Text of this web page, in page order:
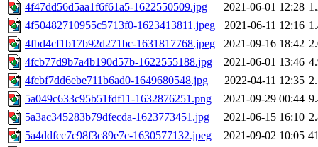
4f47dd56d5aa1f6f61a5-1622550509.jpg
2021-06-01 12:28
4f50482710955c5713f0-1623413811.jpeg
2021-06-11 12:16
4fbd4cf1b17b92d271bc-1631817768.jpeg
2021-09-16 18:42
4fcb77d9b7a4b190d57b-1622555188.jpg
2021-06-01 13:46
4fcbf7dd6ebe711b6ad0-1649680548.jpg
2022-04-11 12:35
5a049c633c95b51fdf11-1632876251.png
2021-09-29 00:44
5a3ac345283b79dfecda-1623773451.jpg
2021-06-15 16:10
5a4ddfcc7c98f3c89e7c-1630577132.jpeg
2021-09-02 10:05